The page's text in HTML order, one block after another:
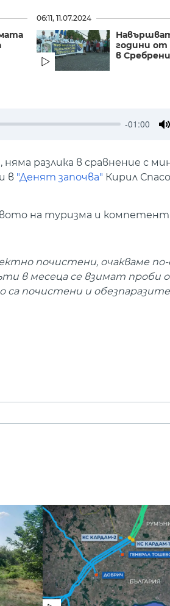
06:11, 11.07.2024
години от
в
-01:00
разлика в сравнение с
в "Денят започва" Кирил
на туризма и
почистени, очакваме по-
в месеца се взимат проби
почистени и